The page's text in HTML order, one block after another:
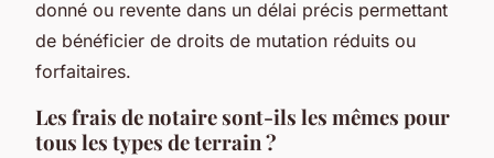
donné ou revente dans un délai précis permettant
de bénéficier de droits de mutation réduits ou
forfaitaires.
Les frais de notaire sont-ils les mêmes pour
tous les types de terrain ?